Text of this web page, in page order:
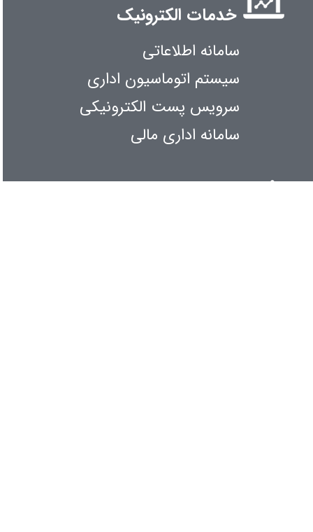
خدمات الکترونیک
سامانه اطلاعاتی
سیستم اتوماسیون اداری
سرویس پست الکترونیکی
سامانه اداری مالی